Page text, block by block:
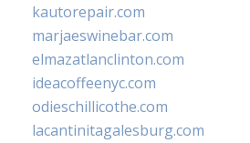
kautorepair.com
marjaeswinebar.com
elmazatlanclinton.com
ideacoffeenyc.com
odieschillicothe.com
lacantinitagalesburg.com